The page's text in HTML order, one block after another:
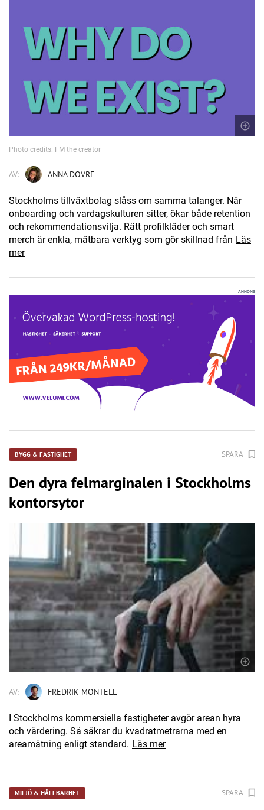
Photo credits: FM the creator
AV: ANNA DOVRE
Stockholms tillväxtbolag slåss om samma talanger. När
onboarding och vardagskulturen sitter, ökar både retention
och rekommendationsvilja. Rätt profilkläder och smart
merch är enkla, mätbara verktyg som gör skillnad från Läs
mer
ANNONS
BYGG & FASTIGHET SPARA
Den dyra felmarginalen i Stockholms
kontorsytor
AV: FREDRIK MONTELL
I Stockholms kommersiella fastigheter avgör arean hyra
och värdering. Så säkrar du kvadratmetrarna med en
areamätning enligt standard. Läs mer
MILJÖ & HÅLLBARHET SPARA